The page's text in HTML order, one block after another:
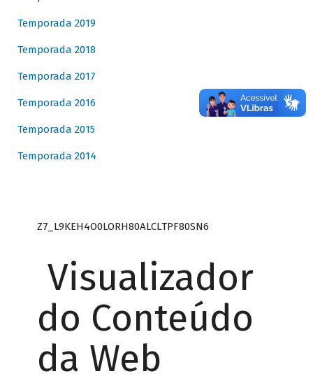
Temporada 2019
Temporada 2018
Temporada 2017
Temporada 2016
Temporada 2015
Temporada 2014
Z7_L9KEH4O0LORH80ALCLTPF80SN6
Visualizador
do Conteúdo
da Web